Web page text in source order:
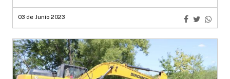
03 de Junio 2023